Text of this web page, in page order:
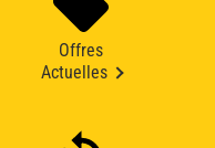
Offres
Actuelles